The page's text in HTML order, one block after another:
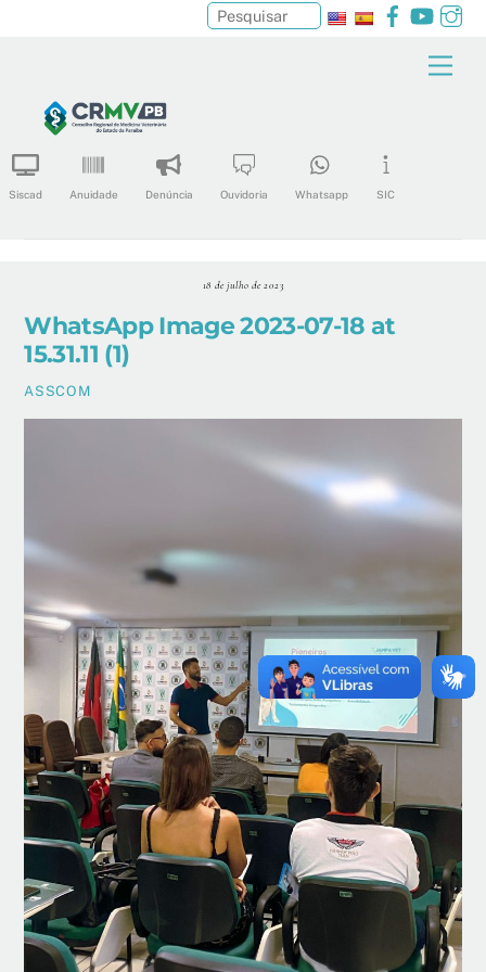
content
Facebook
Siscad Anuidade Denúncia Ouvidoria Whatsapp SIC
Pesquisar
18 de julho de 2023
WhatsApp Image 2023-07-18 at
15.31.11 (1)
ASSCOM